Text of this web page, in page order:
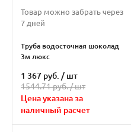
Товар можно забрать через
7 дней
Труба водосточная шоколад
3м люкс
1 367 руб. / шт
1544.71 руб. /шт
Цена указана за
наличный расчет